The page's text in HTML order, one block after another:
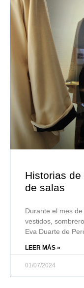
Historias
de salas
Durante el mes
vestidos,
Eva Duarte de
LEER MÁS »
01/07/2024